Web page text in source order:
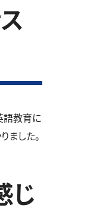
語教育に
ました。
じ